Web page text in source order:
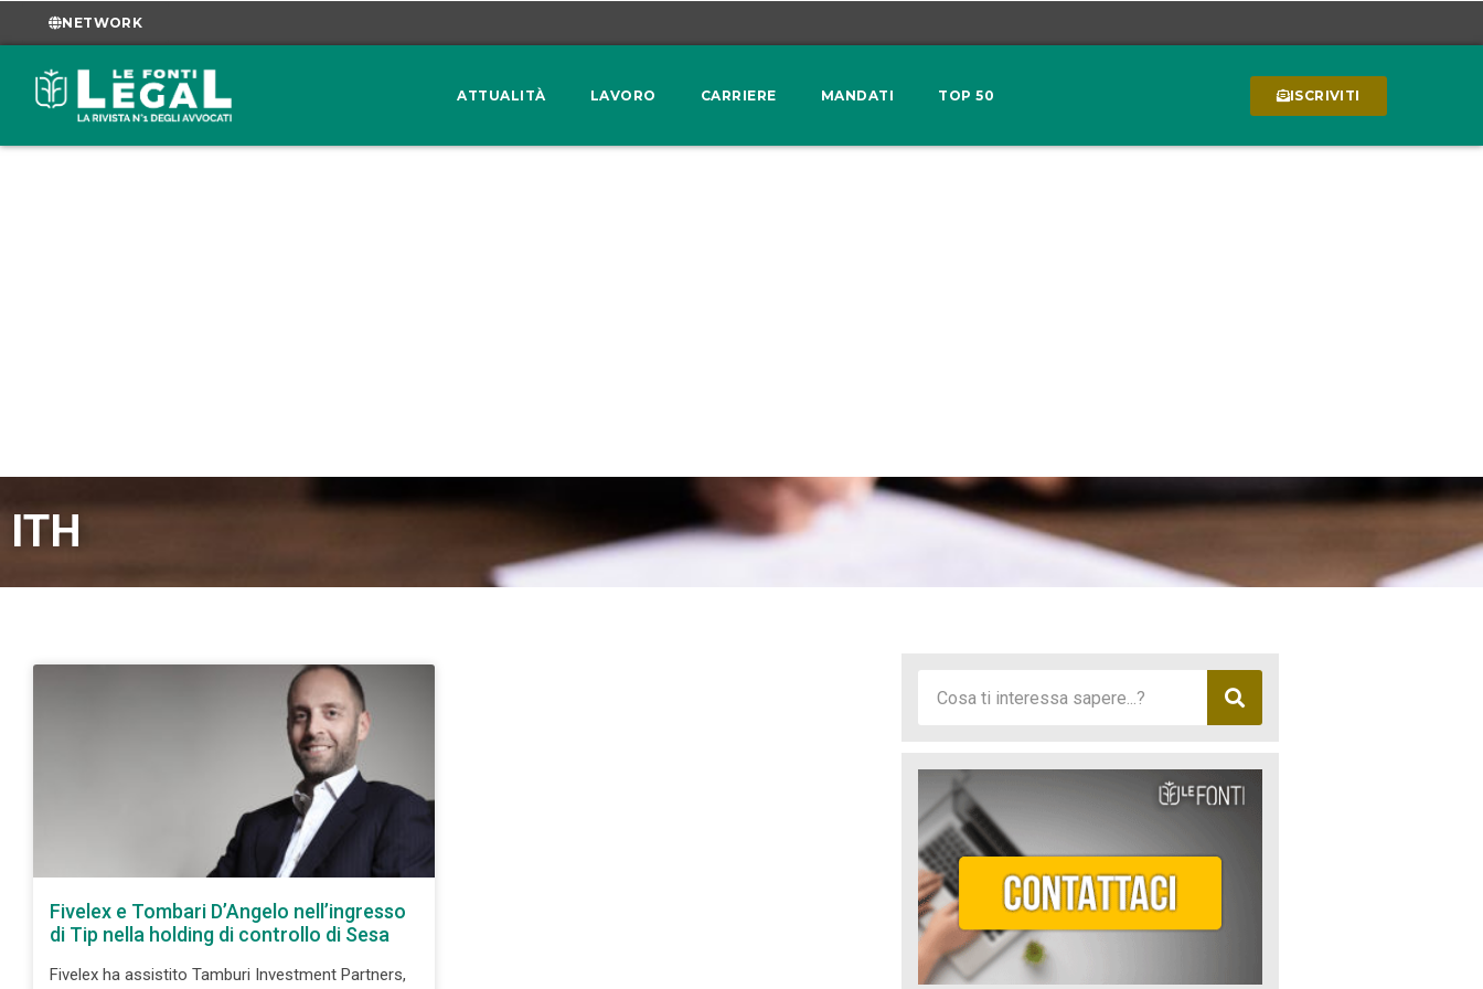
NETWORK
ATTUALITÀ LAVORO CARRIERE MANDATI TOP 50 ISCRIVITI
ITH
Fivelex e Tombari D’Angelo nell’ingresso
di Tip nella holding di controllo di Sesa
Fivelex ha assistito Tamburi Investment Partners,